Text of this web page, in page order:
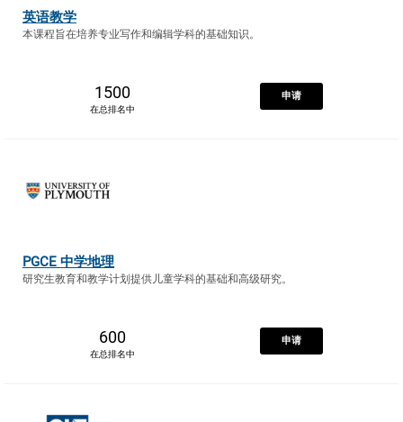
英语教学
本课程旨在培养专业写作和编辑学科的基础知识。
1500
在总排名中
申请
PGCE 中学地理
研究生教育和教学计划提供儿童学科的基础和高级研究。
600
在总排名中
申请